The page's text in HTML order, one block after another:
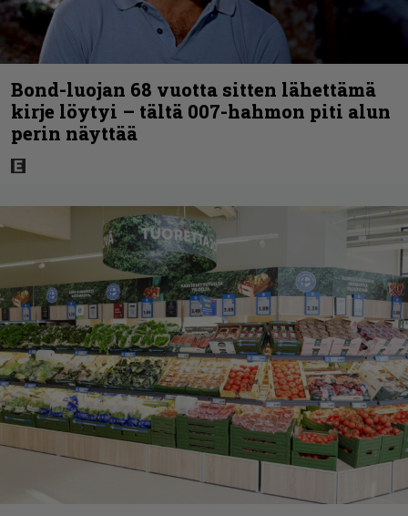
Bond-luojan 68 vuotta sitten lähettämä
kirje löytyi – tältä 007-hahmon piti alun
perin näyttää